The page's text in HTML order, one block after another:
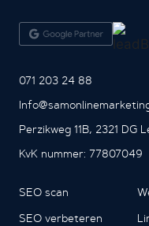
071 203 24 88
Perzikweg 11B, 2321 DG
KvK nummer: 77807049
SEO scan
SEO verbeteren